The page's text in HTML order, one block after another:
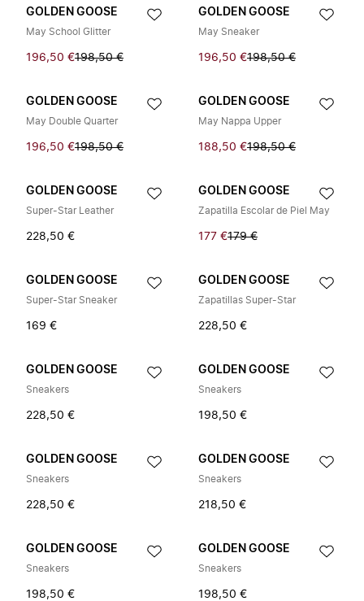
GOLDEN GOOSE
May School Glitter
196,50 €198,50 €
GOLDEN GOOSE
May Sneaker
196,50 €198,50 €
GOLDEN GOOSE
May Double Quarter
196,50 €198,50 €
GOLDEN GOOSE
May Nappa Upper
188,50 €198,50 €
GOLDEN GOOSE
Super-Star Leather
228,50 €
GOLDEN GOOSE
Zapatilla Escolar de Piel May
177 €179 €
GOLDEN GOOSE
Super-Star Sneaker
169 €
GOLDEN GOOSE
Zapatillas Super-Star
228,50 €
GOLDEN GOOSE
Sneakers
228,50 €
GOLDEN GOOSE
Sneakers
198,50 €
GOLDEN GOOSE
Sneakers
228,50 €
GOLDEN GOOSE
Sneakers
218,50 €
GOLDEN GOOSE
Sneakers
198,50 €
GOLDEN GOOSE
Sneakers
198,50 €